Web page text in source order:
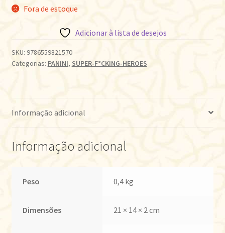
Fora de estoque
Adicionar à lista de desejos
SKU: 9786559821570
Categorias: PANINI, SUPER-F*CKING-HEROES
Informação adicional
Informação adicional
Peso 0,4 kg
Dimensões 21 × 14 × 2 cm